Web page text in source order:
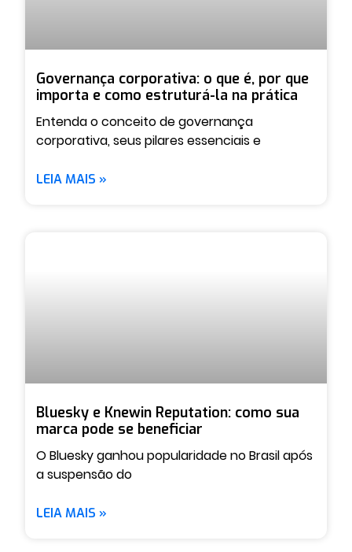
Governança corporativa: o que é, por que
importa e como estruturá-la na prática
Entenda o conceito de governança
corporativa, seus pilares essenciais e
LEIA MAIS »
Bluesky e Knewin Reputation: como sua
marca pode se beneficiar
O Bluesky ganhou popularidade no Brasil após
a suspensão do
LEIA MAIS »